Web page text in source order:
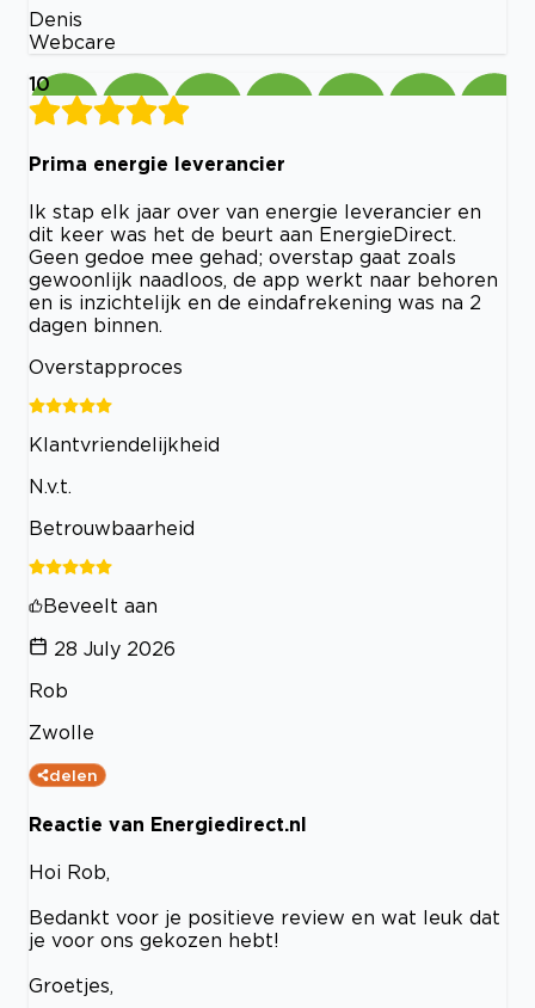
Denis
Webcare
10
Prima energie leverancier
Ik stap elk jaar over van energie leverancier en
dit keer was het de beurt aan EnergieDirect.
Geen gedoe mee gehad; overstap gaat zoals
gewoonlijk naadloos, de app werkt naar behoren
en is inzichtelijk en de eindafrekening was na 2
dagen binnen.
Overstapproces
Klantvriendelijkheid
N.v.t.
Betrouwbaarheid
Beveelt aan
28 July 2026
Rob
Zwolle
delen
Reactie van Energiedirect.nl
Hoi Rob,
Bedankt voor je positieve review en wat leuk dat
je voor ons gekozen hebt!
Groetjes,